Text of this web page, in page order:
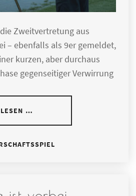
Zweitvertretung aus
– ebenfalls als 9er gemeldet,
kurzen, aber durchaus
gegenseitiger Verwirrung
…